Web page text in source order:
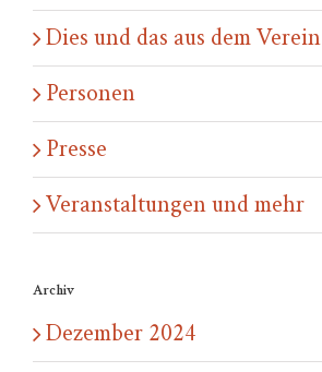
Dies und das aus dem Verein
Personen
Presse
Veranstaltungen und mehr
Archiv
Dezember 2024